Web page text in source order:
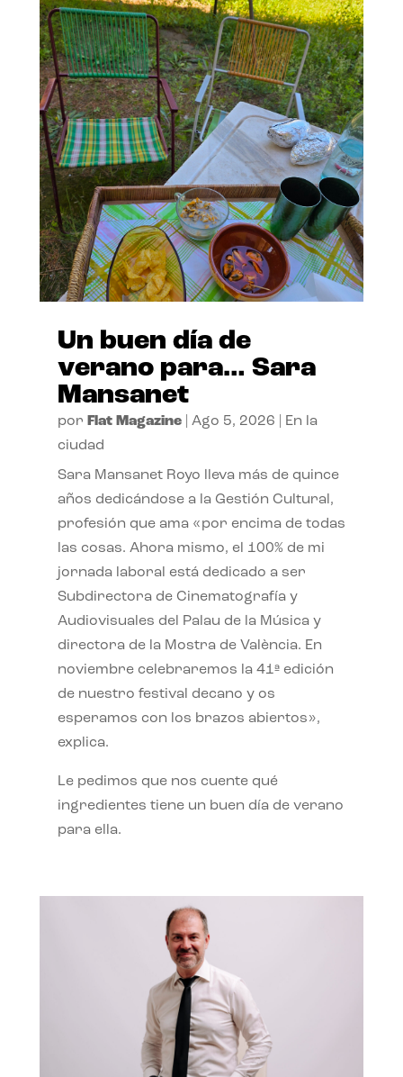
Un buen día de
verano para… Sara
Mansanet
por Flat Magazine| Ago 5, 2026
En la
ciudad
Sara Mansanet Royo lleva más de quince
años dedicándose a la Gestión Cultural,
profesión que ama «por encima de todas
las cosas. Ahora mismo, el 100% de mi
jornada laboral está dedicado a ser
Subdirectora de Cinematografía y
Audiovisuales del Palau de la Música y
directora de la Mostra de València. En
noviembre celebraremos la 41ª edición
de nuestro festival decano y os
esperamos con los brazos abiertos»,
explica.
Le pedimos que nos cuente qué
ingredientes tiene un buen día de verano
para ella.